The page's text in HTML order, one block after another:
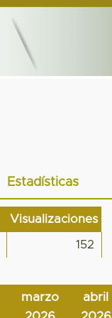
Estadísticas
Visualizaciones
152
marzo
abril